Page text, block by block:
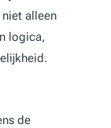
alleen
logica,
de